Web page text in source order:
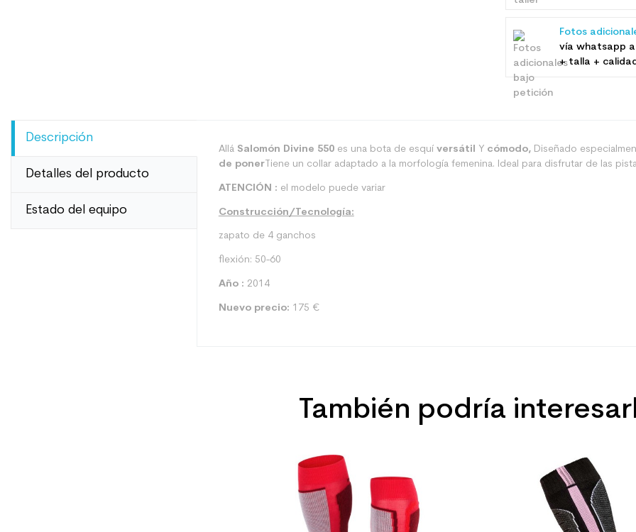
Fotos
vía whatsapp
+ talla +
Descripción
Detalles del producto
Estado del equipo
Allá Salomón Divine 550es una bota de esquí versátil Y cómodo,Diseñado
de ponerTiene un collar adaptado a la morfología femenina. Ideal para disfrutar de las
ATENCIÓN : el modelo puede variar
Construcción/Tecnología:
zapato de 4 ganchos
flexión: 50-60
Año : 2014
Nuevo precio: 175 €
Polivalente
Principiante
Blanco
Ahorro de CO2 para el planeta (en kg) 1.31
También podría